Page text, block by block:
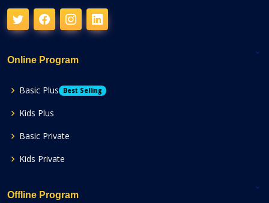
Online Program
Basic Plus Best Selling
Kids Plus
Basic Private
Kids Private
Offline Program